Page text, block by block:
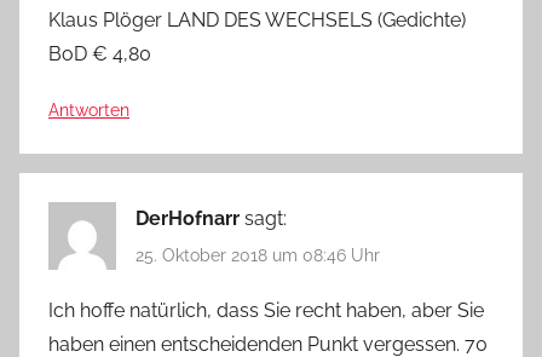
Klaus Plöger LAND DES WECHSELS (Gedichte)
BoD € 4,80
Antworten
DerHofnarr sagt:
25. Oktober 2018 um 08:46 Uhr
Ich hoffe natürlich, dass Sie recht haben, aber Sie
haben einen entscheidenden Punkt vergessen. 70